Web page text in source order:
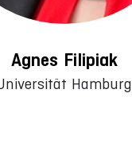
Agnes Filipiak
Hamburg